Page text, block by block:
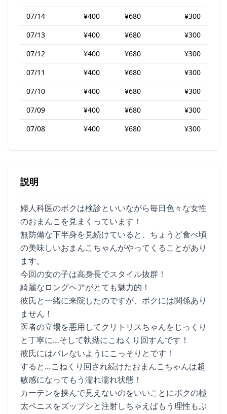
07/14
¥400 ¥680
¥300
07/13
¥400 ¥680
¥300
07/12
¥400 ¥680
¥300
07/11
¥400 ¥680
¥300
07/10
¥400 ¥680
¥300
07/09
¥400 ¥680
¥300
07/08
¥400 ¥680 ¥300
説明
婦人科医のボクは検診といいながら毎日色々な女性
のおまんこを見まくっています！
無防備な下半身を見続けていると、ちょうど食べ頃
の美味しいおまんこちゃんがやってくることがあり
ます。
今回の女の子は高身長でスタイル抜群！
綺麗なロングヘアがとても魅力的！
彼氏と一緒に来院したのですが、ボクには関係あり
ません！
医者の立場を悪用してクリトリスちゃんをじっくり
と丁寧に…そして執拗にこねくり回すんです！
彼氏にはバレないようにこっそりとです！
すると…こねくり回され続けたおまんこちゃんは超
敏感になってもう濡れ濡れ状態！
カーテンを挟んで見えないのをいいことにボクの極
太ペニスをズップシと注射しちゃえばもう理性もぶ